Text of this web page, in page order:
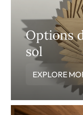
Options
sol
EXPLORE